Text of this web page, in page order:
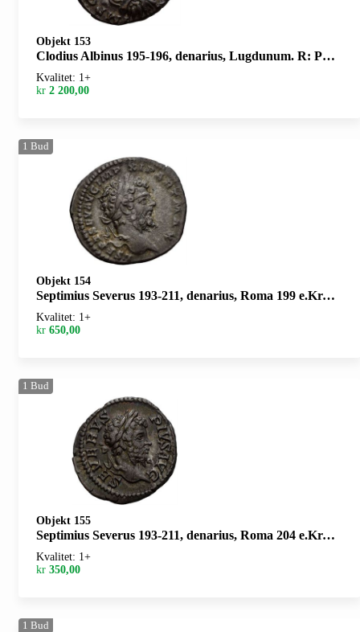
Objekt 153
Clodius Albinus 195-196, denarius, Lugdunum. R: Providentia stående mot venstre
Kvalitet: 1+
kr 2 200,00
1 Bud
Objekt 154
Septimius Severus 193-211, denarius, Roma 199 e.Kr. R: Jupiter gående mot høyre
Kvalitet: 1+
kr 650,00
1 Bud
Objekt 155
Septimius Severus 193-211, denarius, Roma 204 e.Kr. R: Genius stående mot venstre
Kvalitet: 1+
kr 350,00
1 Bud